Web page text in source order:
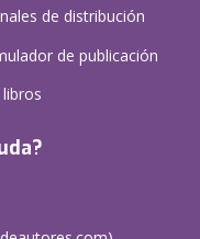
de distribución
de publicación
libros